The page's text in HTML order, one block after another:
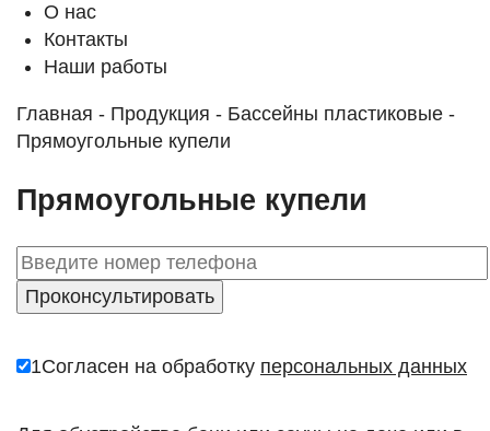
О нас
Контакты
Наши работы
Главная - Продукция - Бассейны пластиковые -
Прямоугольные купели
Прямоугольные купели
1Согласен на обработку персональных данных